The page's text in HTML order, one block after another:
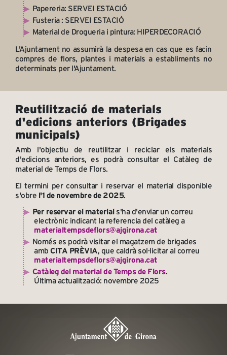
Papereria: SERVEI ESTACIÓ
Fusteria : SERVEI ESTACIÓ
Material de Drogueria i pintura: HIPERDECORACIÓ
L'Ajuntament no assumirà la despesa en cas que es facin
compres de flors, plantes i materials a establiments no
determinats per l'Ajuntament.
Reutilització de materials
d'edicions anteriors (Brigades
municipals)
Amb l'objectiu de reutilitzar i reciclar els materials
d'edicions anteriors, es podrà consultar el Catàleg de
material de Temps de Flors.
El termini per consultar i reservar el material disponible
s'obre l'1 de novembre de 2025.
Per reservar el materials'ha d'enviar un correu
electrònic indicant la referencia del catàleg a
materialtempsdeflors@ajgirona.cat
Només es podrà visitar el magatzem de brigades
amb CITA PRÈVIA, que caldrà sol·licitar al correu
materialtempsdeflors@ajgirona.cat
Catàleg del material de Temps de Flors.
Última actualització: novembre 2025